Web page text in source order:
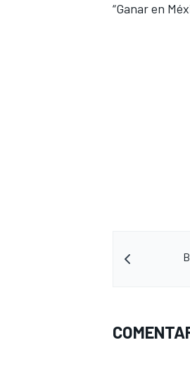
MÁS CATEGORÍAS
“Ganar en